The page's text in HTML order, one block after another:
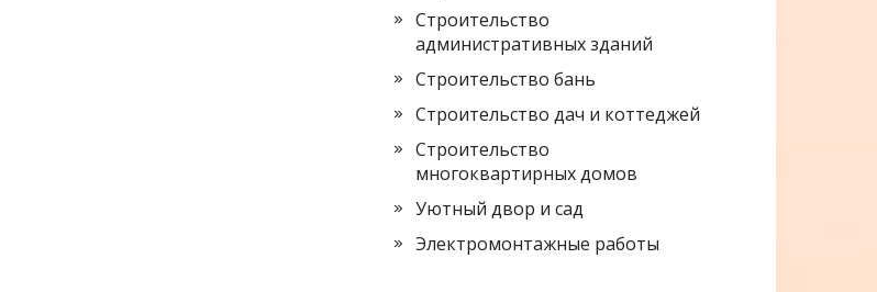
Строительство
административных зданий
Строительство бань
Строительство дач и коттеджей
Строительство
многоквартирных домов
Уютный двор и сад
Электромонтажные работы